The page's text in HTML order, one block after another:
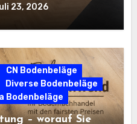
23, 2026
CN Bodenbeläge
Diverse Bodenbeläge
Bodenbeläge
– worauf Sie